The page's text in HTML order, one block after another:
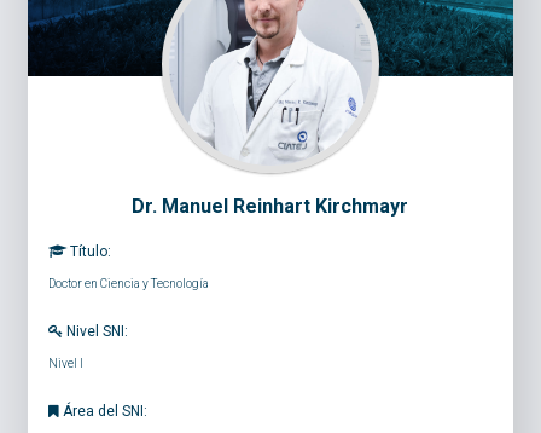
Dr. Manuel Reinhart Kirchmayr
Título:
Doctor en Ciencia y Tecnología
Nivel SNI:
Nivel I
Área del SNI: